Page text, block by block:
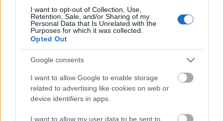
I want to opt-out of Collection, Use,
Retention, Sale, and/or Sharing of my
Personal Data that Is Unrelated with the
Purposes for which it was collected.
Opted Out
Google consents
I want to allow Google to enable storage
related to advertising like cookies on web or
device identifiers in apps.
I want to allow my user data to be sent to
Comunio. ¡A pujar si aparecen en
tu mercado de fichajes!
Alavés
Posible alineación: Pacheco – Martín Aguirregabiria,
Lejeune, Laguardia, Duarte – Loum, Manu García (Toni
Moya), Pere Pons, Edgar, Luis Rioja – Joselu.
Estos jugadores son baja: Ximo Navarro (rodilla), Pina